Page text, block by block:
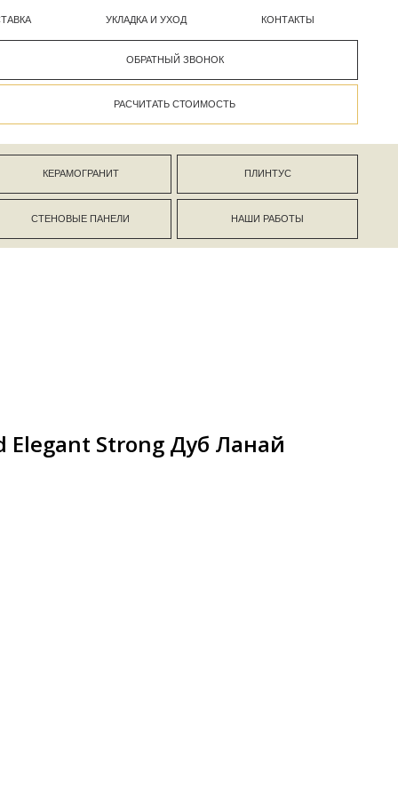
КОНТАКТЫ
УКЛАДКА И УХОД
НАШИ РАБОТЫ
ПЛИНТУС
Strong Дуб Ланай